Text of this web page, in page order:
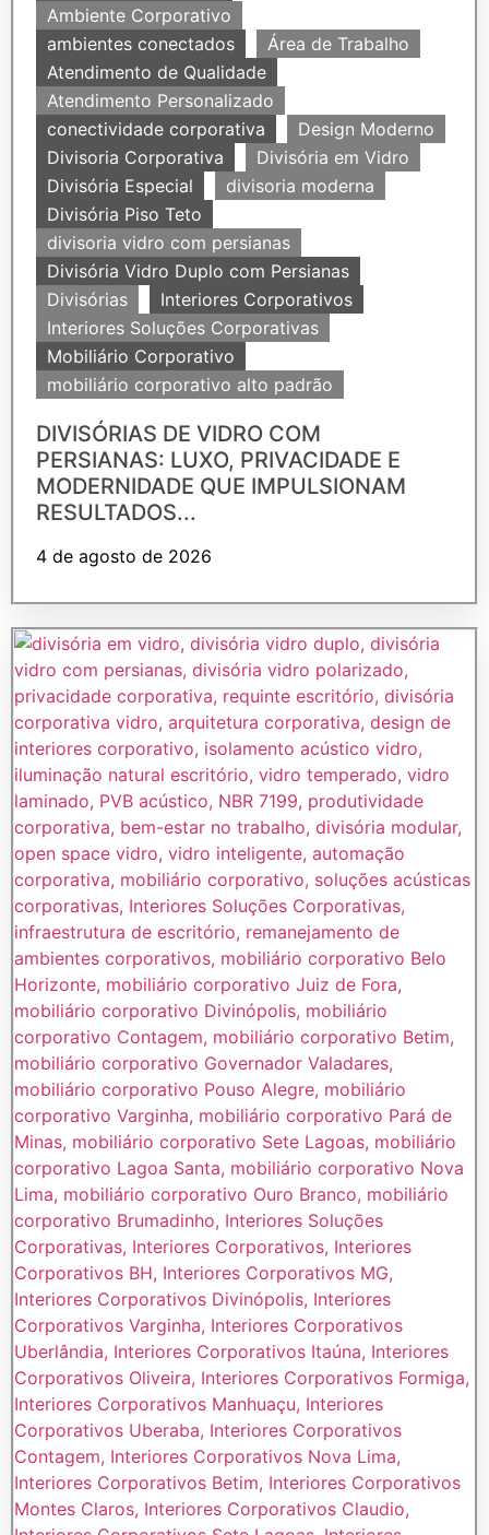
Ambiente Corporativo
ambientes conectados
Área de Trabalho
Atendimento de Qualidade
Atendimento Personalizado
conectividade corporativa
Design Moderno
Divisoria Corporativa
Divisória em Vidro
Divisória Especial
divisoria moderna
Divisória Piso Teto
divisoria vidro com persianas
Divisória Vidro Duplo com Persianas
Divisórias
Interiores Corporativos
Interiores Soluções Corporativas
Mobiliário Corporativo
mobiliário corporativo alto padrão
DIVISÓRIAS DE VIDRO COM
PERSIANAS: LUXO, PRIVACIDADE E
MODERNIDADE QUE IMPULSIONAM
RESULTADOS...
4 de agosto de 2026